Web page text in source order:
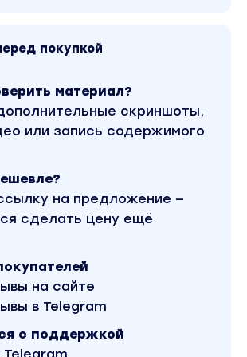
метода:
же, не для его возраста:) Есть
более замороченный, если
все идеально. Но в основе
действия
раз-два.
капитала. Изначально –
затрат не
То есть все, что вы
это только ваше время.
тут присутствуют мастера
них возможен и вариант с
трафика. Особенно,
покупкой
материал?
скриншоты,
или запись содержимого
на предложение —
сделать цену ещё
на сайте
в Telegram
с поддержкой